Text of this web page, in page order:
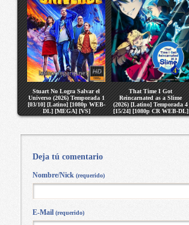
Stuart No Logra Salvar el
Universo (2026) Temporada 1
[03/10] [Latino] [1080p WEB-
DL] [MEGA] [VS]
That Time I Got
Reincarnated as a Slime
(2026) [Latino] Temporada 4
[15/24] [1080p CR WEB-DL]
[MEGA] [VS]
Deja tú comentario
Nombre/Nick (requerido)
E-Mail (requerido)